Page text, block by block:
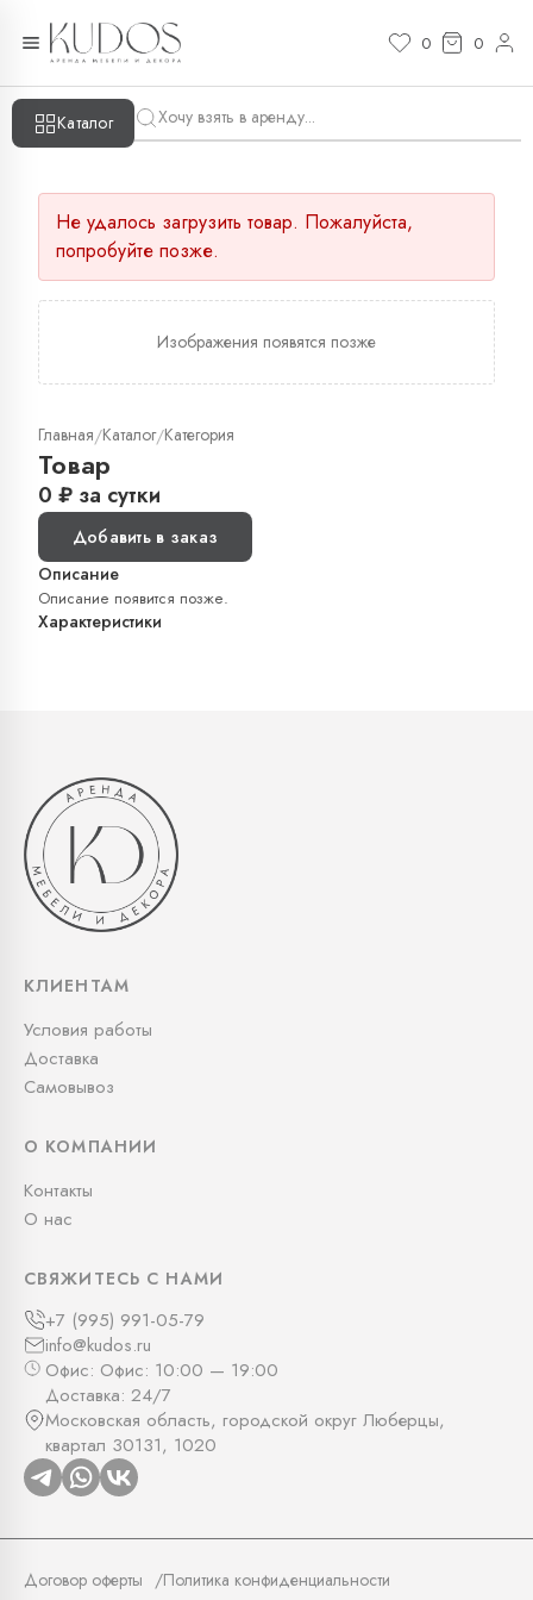
0 0
Каталог
Не удалось загрузить товар. Пожалуйста,
попробуйте позже.
Изображения появятся позже
Главная/Каталог/Категория
Товар
0 ₽ за сутки
Добавить в заказ
Описание
Описание появится позже.
Характеристики
КЛИЕНТАМ
Условия работы
Доставка
Самовывоз
О КОМПАНИИ
Контакты
О нас
СВЯЖИТЕСЬ С НАМИ
+7 (995) 991-05-79
info@kudos.ru
Офис: Офис: 10:00 — 19:00
Доставка: 24/7
Московская область, городской округ Люберцы,
квартал 30131, 1020
Договор оферты Политика конфиденциальности